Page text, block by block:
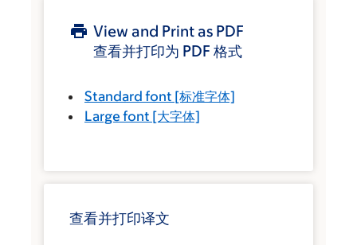
View and Print as PDF
查看并打印为 PDF 格式
Standard font [标准字体]
Large font [大字体]
查看并打印译文